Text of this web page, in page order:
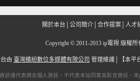
關於本台 公司簡介 合作提案 人才
Copyright © 2011-2013 ip電視 版權
由 臺灣繽紛數位多媒體有限公司 管理維護│ 【本平
訊僅代表網友個人資訊，不代表本站同意其影音資訊，本